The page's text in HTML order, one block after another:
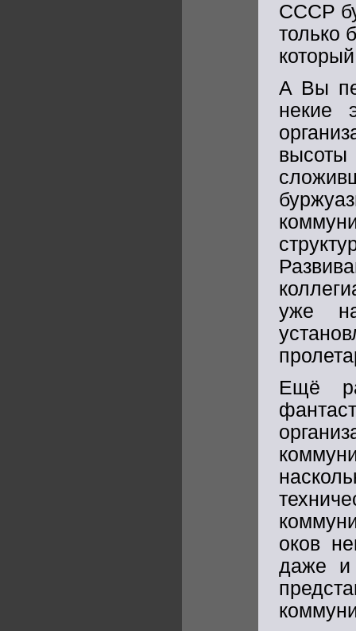
СССР
только
А Вы
некие
уже
Ещё
оков
даже и